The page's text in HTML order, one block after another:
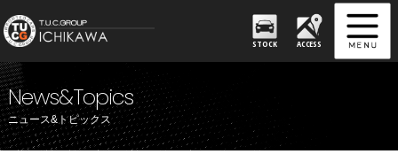
STOCK ACCESS
News&Topics
ニュース&トピックス